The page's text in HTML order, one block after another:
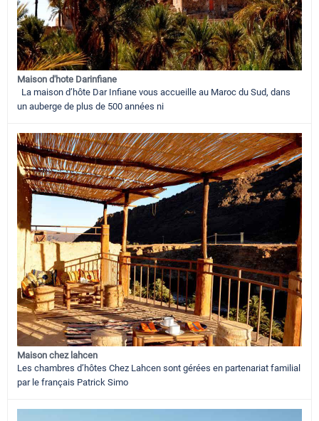
Maison d'hote Darinfiane
La maison d’hôte Dar Infiane vous accueille au Maroc du Sud, dans
un auberge de plus de 500 années ni
Maison chez lahcen
Les chambres d’hôtes Chez Lahcen sont gérées en partenariat familial
par le français Patrick Simo